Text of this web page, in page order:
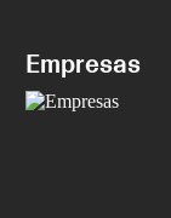
Empresas